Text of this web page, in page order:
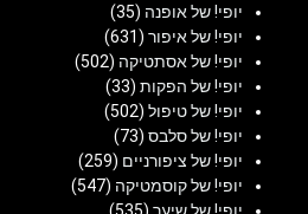
יופי! של אופנה (35)
יופי! של איפור (631)
יופי! של אסתטיקה (502)
יופי! של הפקות (33)
יופי! של טיפול (502)
יופי! של סלבס (73)
יופי! של ציפורניים (259)
יופי! של קוסמטיקה (547)
יופי! של שיער (535)